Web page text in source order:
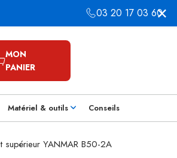
03 20 17 03 60
MON
PANIER
Matériel & outils Conseils
supérieur YANMAR B50-2A